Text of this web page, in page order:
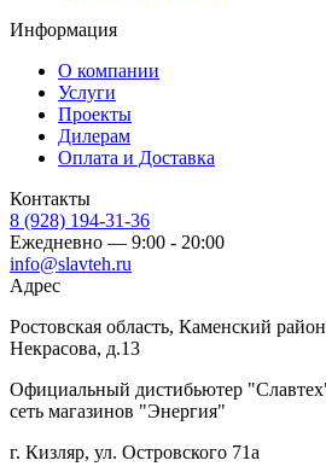
Информация
О компании
Услуги
Проекты
Дилерам
Оплата и Доставка
Контакты
8 (928) 194-31-36
Ежедневно — 9:00 - 20:00
info@slavteh.ru
Адрес
Ростовская область, Каменский
Некрасова, д.13
Официальный дистибьютер
сеть магазинов "Энергия"
г. Кизляр, ул. Островского 71а